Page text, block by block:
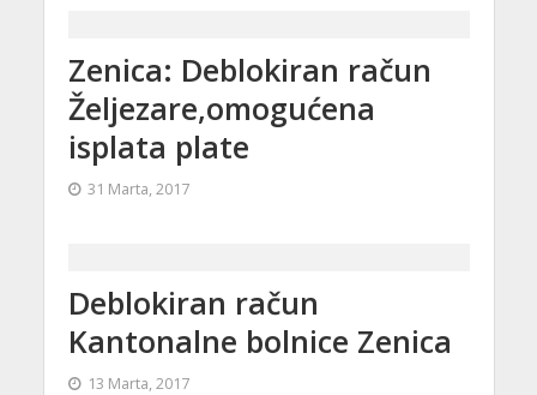
Zenica: Deblokiran račun
Željezare,omogućena
isplata plate
31 Marta, 2017
Deblokiran račun
Kantonalne bolnice Zenica
13 Marta, 2017